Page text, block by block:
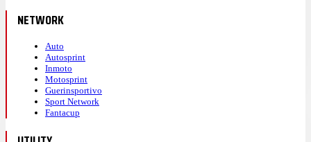
Vola Kimi Antonelli: si prende la seconda posizione
16:39
Settima posizione per Norris,
NETWORK
Auto
Autosprint
Inmoto
Motosprint
Guerinsportivo
Sport Network
Fantacup